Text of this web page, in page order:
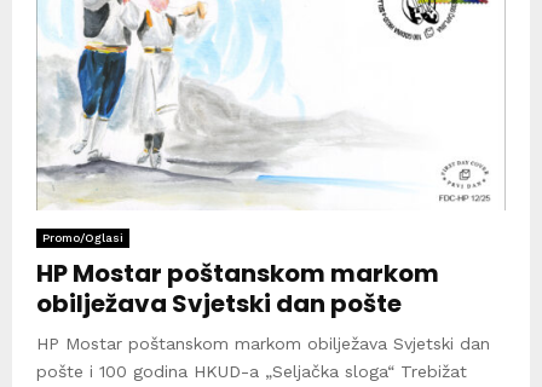
Promo/Oglasi
HP Mostar poštanskom markom
obilježava Svjetski dan pošte
HP Mostar poštanskom markom obilježava Svjetski dan
pošte i 100 godina HKUD-a „Seljačka sloga“ Trebižat